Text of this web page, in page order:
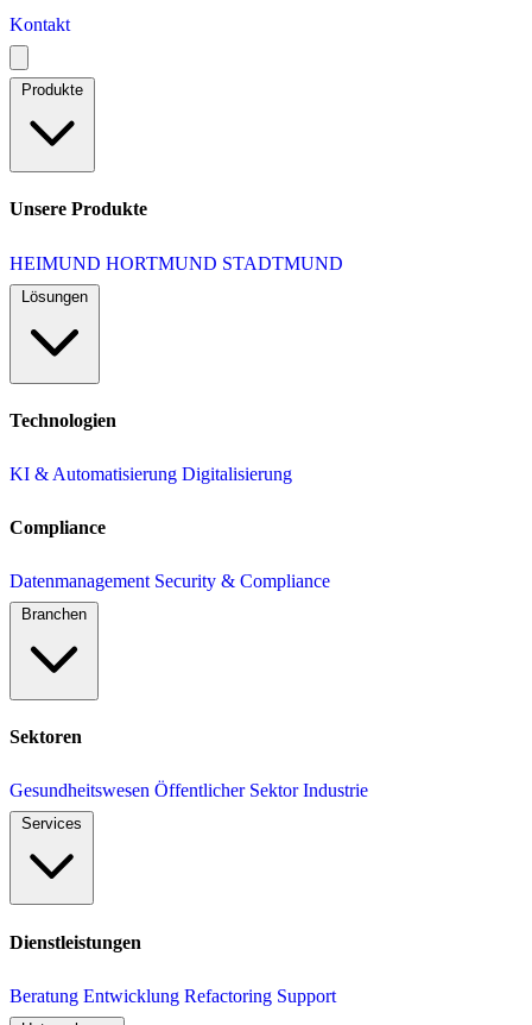
Kontakt
Unsere Produkte
HEIMUND HORTMUND STADTMUND
Technologien
KI & Automatisierung Digitalisierung
Compliance
Datenmanagement Security & Compliance
Sektoren
Gesundheitswesen Öffentlicher SektorIndustrie
Dienstleistungen
Beratung Entwicklung Refactoring Support